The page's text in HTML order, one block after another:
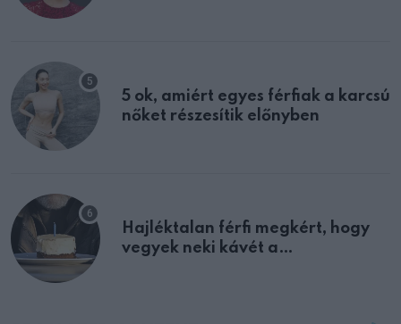
5 ok, amiért egyes férfiak a karcsú
nőket részesítik előnyben
Hajléktalan férfi megkért, hogy
vegyek neki kávét a